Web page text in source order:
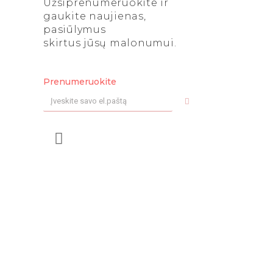
Užsiprenumeruokite ir
gaukite naujienas,
pasiūlymus
skirtus jūsų malonumui.
Prenumeruokite